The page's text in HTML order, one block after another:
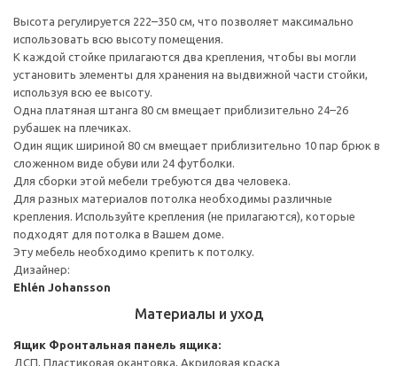
Высота регулируется 222–350 см, что позволяет максимально
использовать всю высоту помещения.
К каждой стойке прилагаются два крепления, чтобы вы могли
установить элементы для хранения на выдвижной части стойки,
используя всю ее высоту.
Одна платяная штанга 80 см вмещает приблизительно 24–26
рубашек на плечиках.
Один ящик шириной 80 см вмещает приблизительно 10 пар брюк в
сложенном виде обуви или 24 футболки.
Для сборки этой мебели требуются два человека.
Для разных материалов потолка необходимы различные
крепления. Используйте крепления (не прилагаются), которые
подходят для потолка в Вашем доме.
Эту мебель необходимо крепить к потолку.
Дизайнер:
Ehlén Johansson
Материалы и уход
Ящик Фронтальная панель ящика:
ДСП, Пластиковая окантовка, Акриловая краска